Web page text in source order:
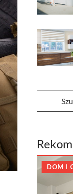
DOM I